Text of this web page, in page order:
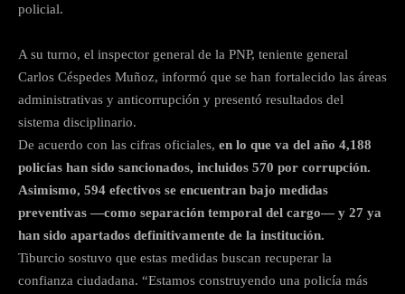
policial.
A su turno, el inspector general de la PNP, teniente general
Carlos Céspedes Muñoz, informó que se han fortalecido las áreas
administrativas y anticorrupción y presentó resultados del
sistema disciplinario.
De acuerdo con las cifras oficiales, en lo que va del año 4,188
policías han sido sancionados, incluidos 570 por corrupción.
Asimismo, 594 efectivos se encuentran bajo medidas
preventivas —como separación temporal del cargo— y 27 ya
han sido apartados definitivamente de la institución.
Tiburcio sostuvo que estas medidas buscan recuperar la
confianza ciudadana. “Estamos construyendo una policía más